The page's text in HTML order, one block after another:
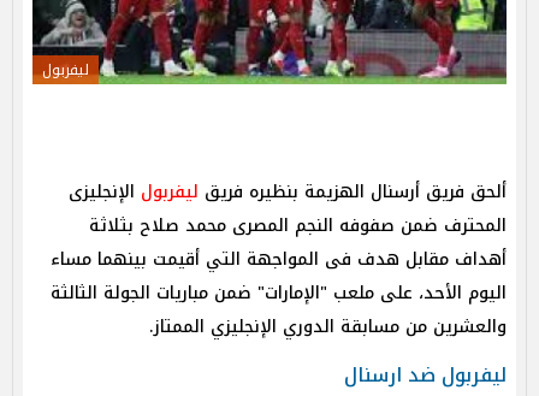
ليفربول
ألحق فريق أرسنال الهزيمة بنظيره فريق ليفربول الإنجليزى
المحترف ضمن صفوفه النجم المصرى محمد صلاح بثلاثة
أهداف مقابل هدف فى المواجهة التي أقيمت بينهما مساء
اليوم الأحد، على ملعب "الإمارات" ضمن مباريات الجولة الثالثة
والعشرين من مسابقة الدوري الإنجليزي الممتاز.
ليفربول ضد ارسنال